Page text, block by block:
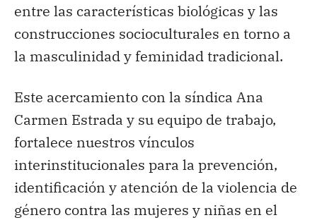
entre las características biológicas y las
construcciones socioculturales en torno a
la masculinidad y feminidad tradicional.
Este acercamiento con la síndica Ana
Carmen Estrada y su equipo de trabajo,
fortalece nuestros vínculos
interinstitucionales para la prevención,
identificación y atención de la violencia de
género contra las mujeres y niñas en el